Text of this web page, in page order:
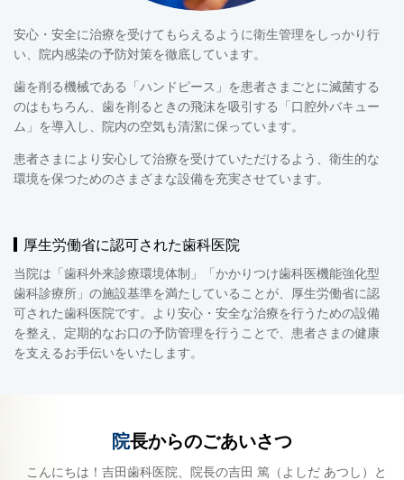
安心・安全に治療を受けてもらえるように衛生管理をしっかり行
い、院内感染の予防対策を徹底しています。
歯を削る機械である「ハンドピース」を患者さまごとに滅菌する
のはもちろん、歯を削るときの飛沫を吸引する「口腔外バキュー
ム」を導入し、院内の空気も清潔に保っています。
患者さまにより安心して治療を受けていただけるよう、衛生的な
環境を保つためのさまざまな設備を充実させています。
厚生労働省に認可された歯科医院
当院は「歯科外来診療環境体制」「かかりつけ歯科医機能強化型
歯科診療所」の施設基準を満たしていることが、厚生労働省に認
可された歯科医院です。より安心・安全な治療を行うための設備
を整え、定期的なお口の予防管理を行うことで、患者さまの健康
を支えるお手伝いをいたします。
院長からのごあいさつ
こんにちは！吉田歯科医院、院長の吉田 篤（よしだ あつし）と